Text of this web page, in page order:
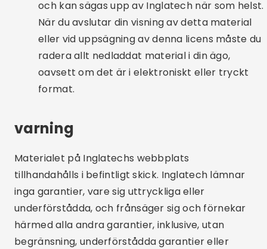
och kan sägas upp av Inglatech när som helst.
När du avslutar din visning av detta material
eller vid uppsägning av denna licens måste du
radera allt nedladdat material i din ägo,
oavsett om det är i elektroniskt eller tryckt
format.
varning
Materialet på Inglatechs webbplats
tillhandahålls i befintligt skick. Inglatech lämnar
inga garantier, vare sig uttryckliga eller
underförstådda, och frånsäger sig och förnekar
härmed alla andra garantier, inklusive, utan
begränsning, underförstådda garantier eller